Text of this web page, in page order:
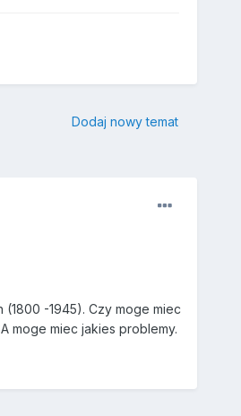
Dodaj nowy temat
-1945). Czy moge miec
moge miec jakies problemy.